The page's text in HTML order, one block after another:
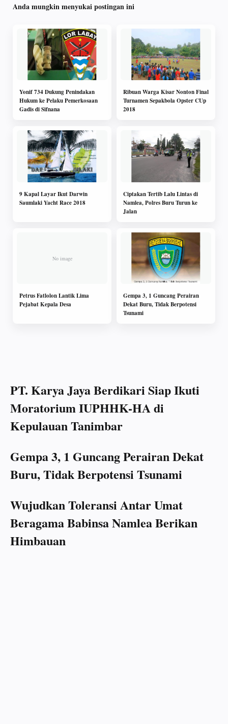
Anda mungkin menyukai postingan ini
Yonif 734 Dukung Penindakan
Hukum ke Pelaku Pemerkosaan
Gadis di Sifnana
Ribuan Warga Kisar Nonton Final
Turnamen Sepakbola Opster CUp
2018
9 Kapal Layar Ikut Darwin
Saumlaki Yacht Race 2018
Ciptakan Tertib Lalu Lintas di
Namlea, Polres Buru Turun ke
Jalan
Petrus Fatlolon Lantik Lima
Pejabat Kepala Desa
Gempa 3, 1 Guncang Perairan
Dekat Buru, Tidak Berpotensi
Tsunami
PT. Karya Jaya Berdikari Siap Ikuti
Moratorium IUPHHK-HA di
Kepulauan Tanimbar
Gempa 3, 1 Guncang Perairan Dekat
Buru, Tidak Berpotensi Tsunami
Wujudkan Toleransi Antar Umat
Beragama Babinsa Namlea Berikan
Himbauan